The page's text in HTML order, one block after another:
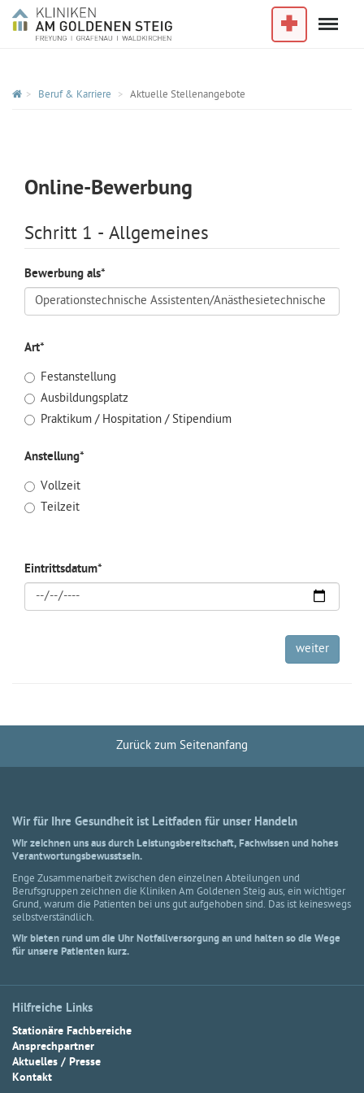
Im NotfallMenu
Beruf & Karriere Aktuelle Stellenangebote
Online-Bewerbung
Schritt 1 - Allgemeines
Bewerbung als*
Art*
Festanstellung
Ausbildungsplatz
Praktikum / Hospitation / Stipendium
Anstellung*
Vollzeit
Teilzeit
Eintrittsdatum*
weiter
Zurück zum Seitenanfang
Wir für Ihre Gesundheit ist Leitfaden für unser Handeln
Wir zeichnen uns aus durch Leistungsbereitschaft, Fachwissen und hohes
Verantwortungsbewusstsein.
Enge Zusammenarbeit zwischen den einzelnen Abteilungen und
Berufsgruppen zeichnen die Kliniken Am Goldenen Steig aus, ein wichtiger
Grund, warum die Patienten bei uns gut aufgehoben sind. Das ist keineswegs
selbstverständlich.
Wir bieten rund um die Uhr Notfallversorgung an und halten so die Wege
für unsere Patienten kurz.
Hilfreiche Links
Stationäre Fachbereiche
Ansprechpartner
Aktuelles / Presse
Kontakt